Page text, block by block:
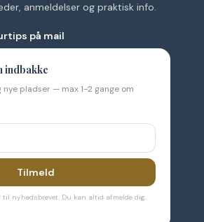
anmeldelser og praktisk info.
på mail
indbakke
pladser — max 1-2 gange om
Tilmeld
nyhedsbrevet. Du kan altid afmelde dig.